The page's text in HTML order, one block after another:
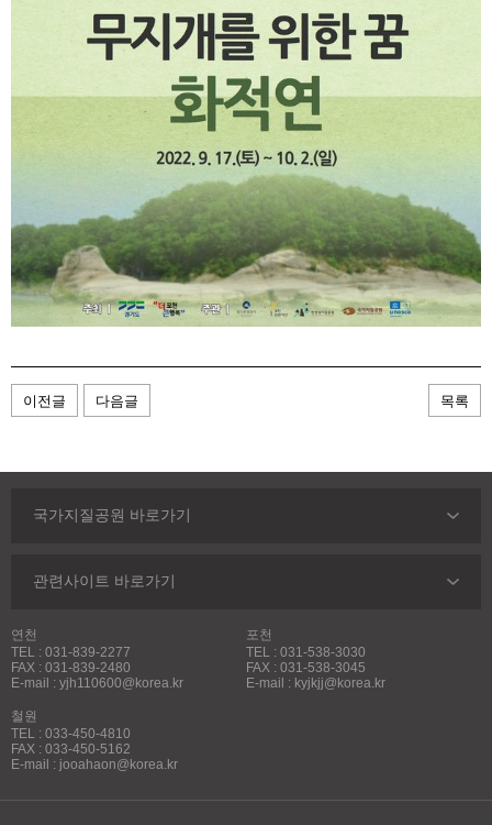
이전글 다음글 목록
연천
TEL : 031-839-2277
FAX : 031-839-2480
E-mail : yjh110600@korea.kr
포천
TEL : 031-538-3030
FAX : 031-538-3045
E-mail : kyjkjj@korea.kr
철원
TEL : 033-450-4810
FAX : 033-450-5162
E-mail : jooahaon@korea.kr
국가지질공원 바로가기
관련사이트 바로가기